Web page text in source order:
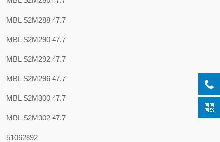
MBL S2M288 47.7
MBL S2M290 47.7
MBL S2M292 47.7
MBL S2M296 47.7
MBL S2M300 47.7
MBL S2M302 47.7
51062892